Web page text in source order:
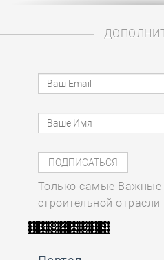
Только самые Важные
строительной отрасли